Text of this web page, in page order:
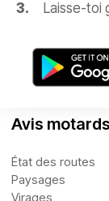
Laisse-toi
Avis
État des routes
Paysages
Virages